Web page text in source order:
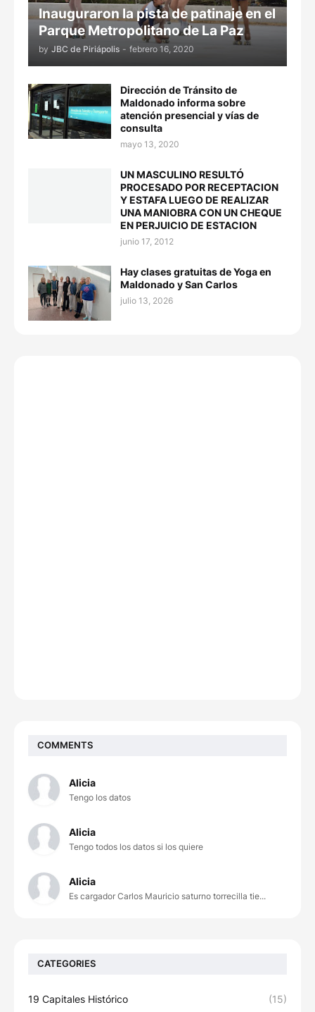
Inauguraron la pista de patinaje en el
Parque Metropolitano de La Paz
by JBC de Piriápolis - febrero 16, 2020
Dirección de Tránsito de
Maldonado informa sobre
atención presencial y vías de
consulta
mayo 13, 2020
UN MASCULINO RESULTÓ
PROCESADO POR RECEPTACION
Y ESTAFA LUEGO DE REALIZAR
UNA MANIOBRA CON UN CHEQUE
EN PERJUICIO DE ESTACION
junio 17, 2012
Hay clases gratuitas de Yoga en
Maldonado y San Carlos
julio 13, 2026
COMMENTS
Alicia
Tengo los datos
Alicia
Tengo todos los datos si los quiere
Alicia
Es cargador Carlos Mauricio saturno torrecilla tie...
CATEGORIES
19 Capitales Histórico (15)